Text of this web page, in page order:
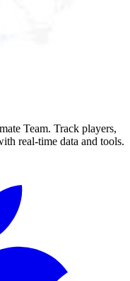
Team. Track players,
real-time data and tools.